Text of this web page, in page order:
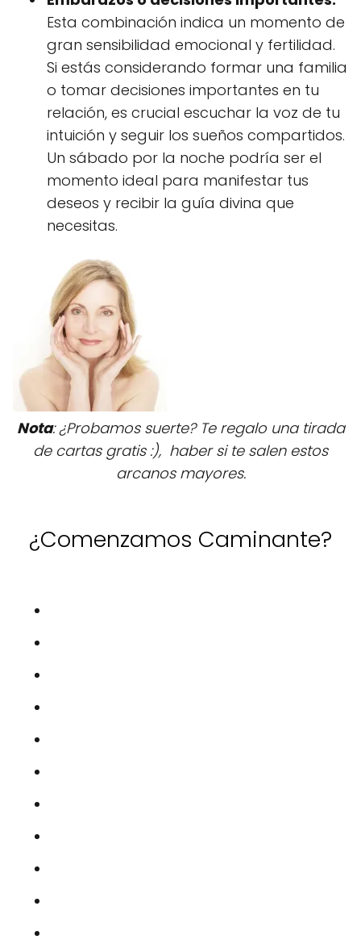
Esta combinación indica un momento de
gran sensibilidad emocional y fertilidad.
Si estás considerando formar una familia
o tomar decisiones importantes en tu
relación, es crucial escuchar la voz de tu
intuición y seguir los sueños compartidos.
Un sábado por la noche podría ser el
momento ideal para manifestar tus
deseos y recibir la guía divina que
necesitas.
Nota: ¿Probamos suerte? Te regalo una tirada
de cartas gratis :), haber si te salen estos
arcanos mayores.
¿Comenzamos Caminante?